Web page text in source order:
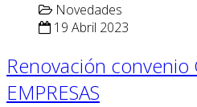
Novedades
19 Abril 2023
Renovación convenio
EMPRESAS